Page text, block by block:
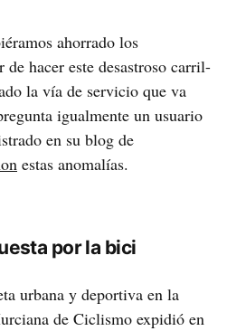
ahorrado los
hacer este desastroso carril-
la vía de servicio que va
igualmente un usuario
en su blog de
estas anomalías.
por la bici
urbana y deportiva en la
de Ciclismo expidió en